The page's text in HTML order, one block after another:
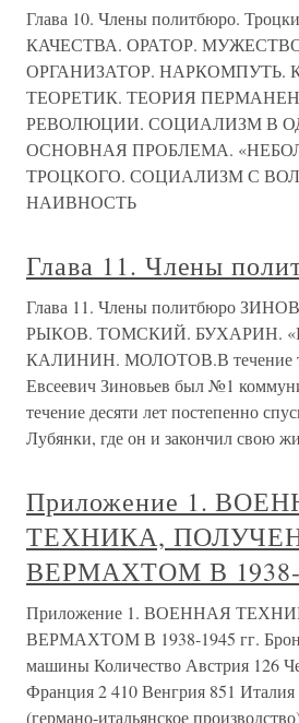
Глава 10. Члены политбюро.
КАЧЕСТВА. ОРАТОР.
ОРГАНИЗАТОР. НАРКОМПУТЬ.
ТЕОРЕТИК. ТЕОРИЯ
РЕВОЛЮЦИИ. СОЦИАЛИЗМ В
ОСНОВНАЯ ПРОБЛЕМА.
ТРОЦКОГО. СОЦИАЛИЗМ С
НАИВНОСТЬ
Глава 11. Члены
Глава 11. Члены политбюро
РЫКОВ. ТОМСКИЙ. БУХАРИН.
КАЛИНИН. МОЛОТОВ.В течение
Евсеевич Зиновьев был №1
течение десяти лет постепенно
Лубянки, где он и закончил свою
Приложение 1.
ТЕХНИКА,
ВЕРМАХТОМ В 1938-
Приложение 1. ВОЕННАЯ
ВЕРМАХТОМ В 1938-1945 гг.
машины Количество Австрия 126
Франция 2 410 Венгрия 851
(германо-итальянское